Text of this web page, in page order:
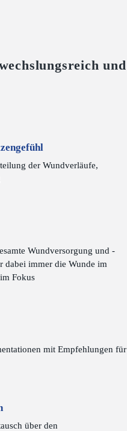
und
der Wundverläufe,
Wundversorgung und -
dabei immer die Wunde im
Fokus
mit Empfehlungen für
über den